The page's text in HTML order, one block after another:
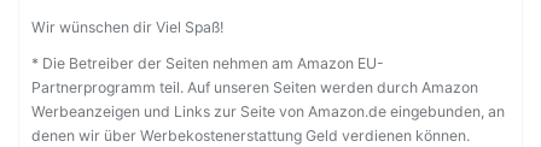
Wir wünschen dir Viel Spaß!
* Die Betreiber der Seiten nehmen am Amazon EU-
Partnerprogramm teil. Auf unseren Seiten werden durch Amazon
Werbeanzeigen und Links zur Seite von Amazon.de eingebunden, an
denen wir über Werbekostenerstattung Geld verdienen können.